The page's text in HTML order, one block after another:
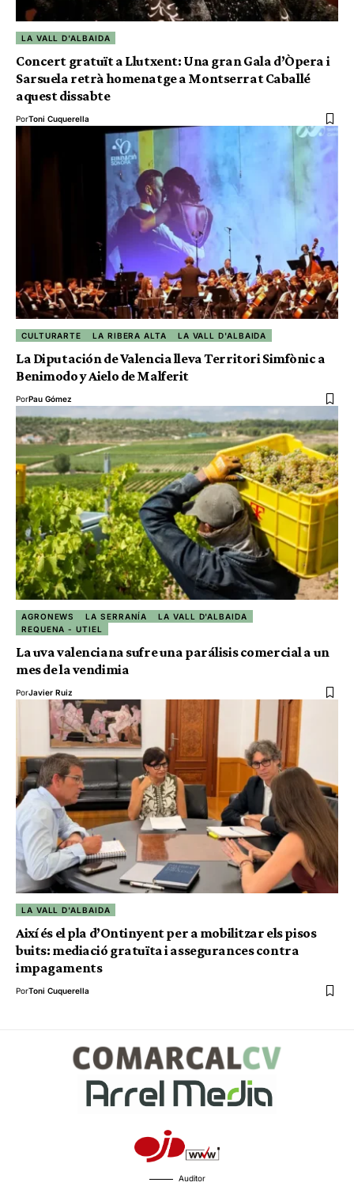
LA VALL D'ALBAIDA
Concert gratuït a Llutxent: Una gran Gala d’Òpera i
Sarsuela retrà homenatge a Montserrat Caballé
aquest dissabte
PorToni Cuquerella
CULTURARTE LA RIBERA ALTA LA VALL D'ALBAIDA
La Diputación de Valencia lleva Territori Simfònic a
Benimodo y Aielo de Malferit
PorPau Gómez
AGRONEWS LA SERRANÍA
LA VALL D'ALBAIDA
REQUENA - UTIEL
La uva valenciana sufre una parálisis comercial a un
mes de la vendimia
PorJavier Ruiz
LA VALL D'ALBAIDA
Així és el pla d’Ontinyent per a mobilitzar els pisos
buits: mediació gratuïta i assegurances contra
impagaments
PorToni Cuquerella
Auditor